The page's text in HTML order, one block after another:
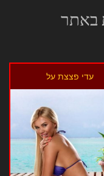
באתר
עדי פצצת על